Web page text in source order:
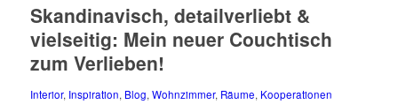
Skandinavisch, detailverliebt &
vielseitig: Mein neuer Couchtisch
zum Verlieben!
Interior, Inspiration, Blog, Wohnzimmer, Räume, Kooperationen